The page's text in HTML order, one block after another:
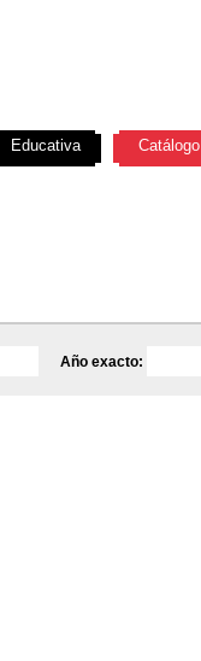
Año exacto:
Educativa Catálogo